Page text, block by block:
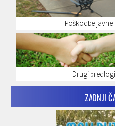
Poškodbe
Drugi
ZADNJI